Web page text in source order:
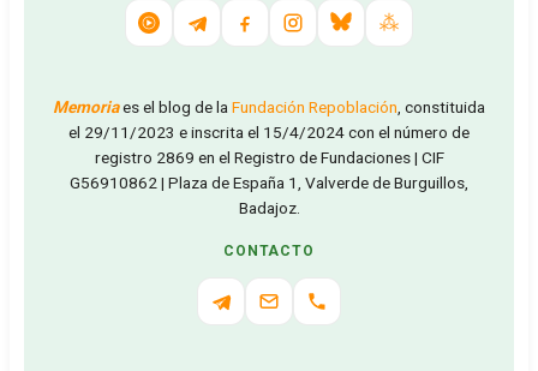
Memoriaes el blog de laFundación Repoblación, constituida
el 29/11/2023 e inscrita el 15/4/2024 con el número de
registro 2869 en el Registro de Fundaciones | CIF
G56910862 | Plaza de España 1, Valverde de Burguillos,
Badajoz.
CONTACTO